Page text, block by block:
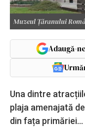
Muzeul Țăranului
Adaugă-
Una dintre
plaja amenajată
din fața